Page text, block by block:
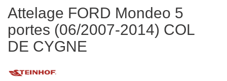
Attelage FORD Mondeo 5
portes (06/2007-2014) COL
DE CYGNE